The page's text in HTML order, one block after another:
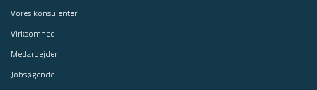
Vores konsulenter
Virksomhed
Medarbejder
Jobsøgende